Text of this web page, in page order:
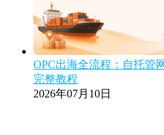
OPC出海全流程：自托管
完整教程
2026年07月10日